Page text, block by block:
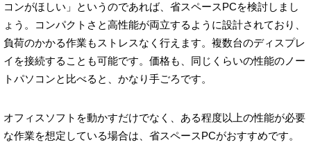
コンがほしい」というのであれば、省スペースPCを検討しまし
ょう。コンパクトさと高性能が両立するように設計されており、
負荷のかかる作業もストレスなく行えます。複数台のディスプレ
イを接続することも可能です。価格も、同じくらいの性能のノー
トパソコンと比べると、かなり手ごろです。
オフィスソフトを動かすだけでなく、ある程度以上の性能が必要
な作業を想定している場合は、省スペースPCがおすすめです。